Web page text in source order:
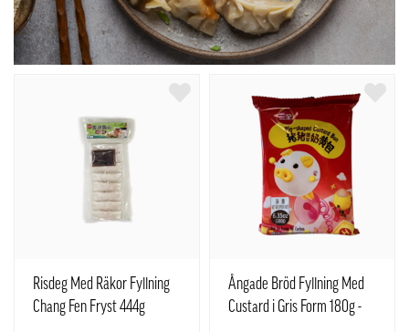
Risdeg Med Räkor Fyllning
Chang Fen Fryst 444g
Ångade Bröd Fyllning Med
Custard i Gris Form 180g -